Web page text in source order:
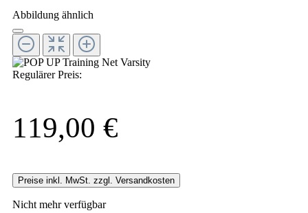
Abbildung ähnlich
Regulärer Preis:
119,00 €
Preise inkl. MwSt. zzgl. Versandkosten
Nicht mehr verfügbar